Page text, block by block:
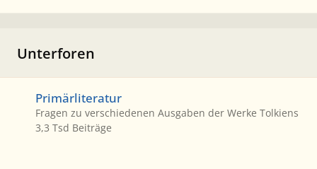
Unterforen
Primärliteratur
Fragen zu verschiedenen Ausgaben der Werke Tolkiens
3,3 Tsd Beiträge